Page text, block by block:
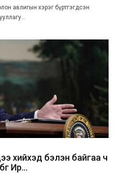
авлигын хэрэг бүртгэгдсэн
хийхэд бэлэн байгаа ч
Ир...